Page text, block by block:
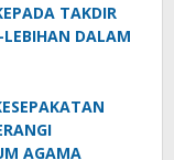
TAKDIR
DALAM
AGAMA